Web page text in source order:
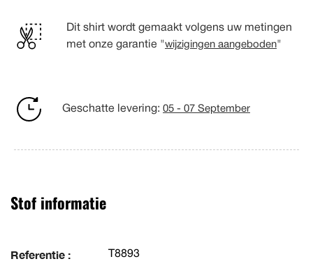
Dit shirt wordt gemaakt volgens uw metingen
met onze garantie "wijzigingen aangeboden"
Geschatte levering: 05 - 07 September
Stof informatie
Referentie : T8893